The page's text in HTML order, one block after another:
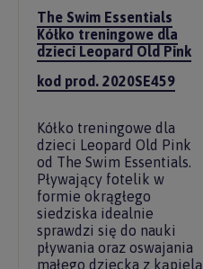
The Swim Essentials
Kółko treningowe dla
dzieci Leopard Old Pink
kod prod. 2020SE459
Kółko treningowe dla
dzieci Leopard Old Pink
od The Swim Essentials.
Pływający fotelik w
formie okrągłego
siedziska idealnie
sprawdzi się do nauki
pływania oraz oswajania
małego dziecka z kąpielą